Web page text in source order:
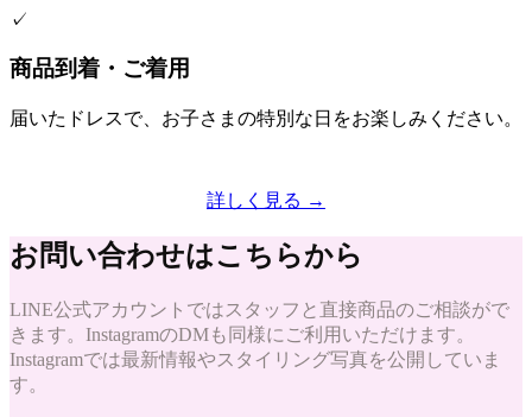
✓
商品到着・ご着用
届いたドレスで、お子さまの特別な日をお楽しみください。
詳しく見る →
お問い合わせはこちらから
LINE公式アカウントではスタッフと直接商品のご相談がで
きます。InstagramのDMも同様にご利用いただけます。
Instagramでは最新情報やスタイリング写真を公開していま
す。